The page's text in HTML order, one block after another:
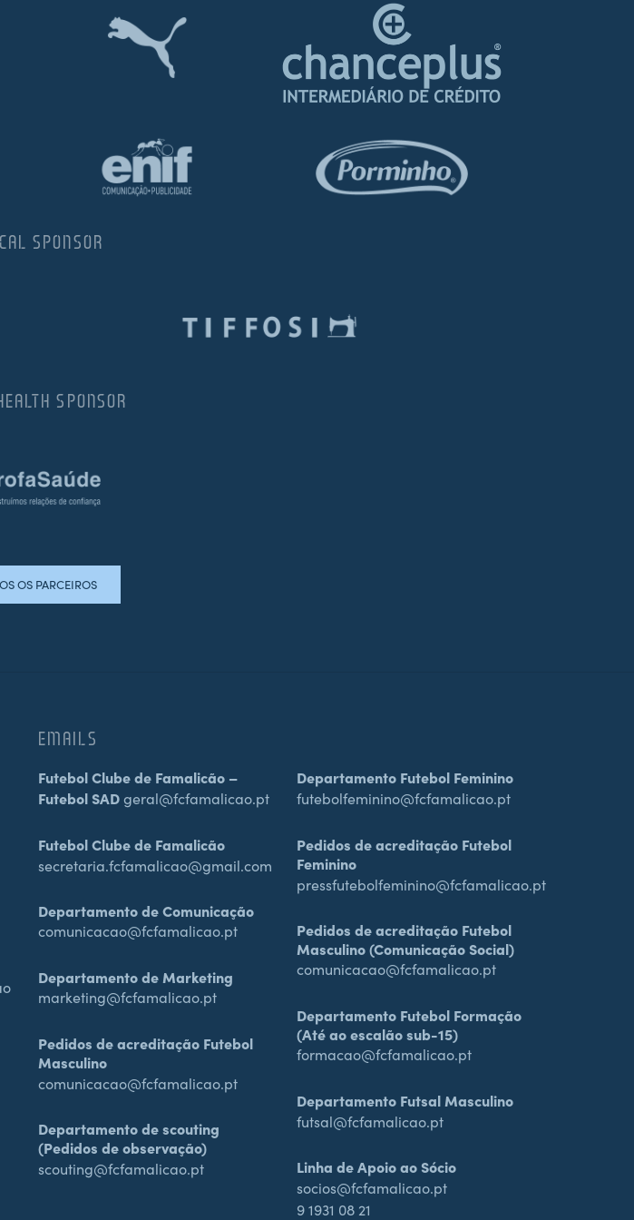
SPONSOR
SPONSOR
OS PARCEIROS
EMAILS
Futebol Clube de Famalicão –
Futebol SADgeral@fcfamalicao.pt
Futebol Clube de Famalicão
secretaria.fcfamalicao@gmail.com
Departamento de Comunicação
comunicacao@fcfamalicao.pt
Departamento de Marketing
marketing@fcfamalicao.pt
Pedidos de acreditação Futebol
Masculino
comunicacao@fcfamalicao.pt
Departamento de scouting
(Pedidos de observação)
scouting@fcfamalicao.pt
Departamento Futebol Feminino
futebolfeminino@fcfamalicao.pt
Pedidos de acreditação Futebol
Feminino
pressfutebolfeminino@fcfamalicao.pt
Pedidos de acreditação Futebol
Masculino (Comunicação Social)
comunicacao@fcfamalicao.pt
Departamento Futebol Formação
(Até ao escalão sub-15)
formacao@fcfamalicao.pt
Departamento Futsal Masculino
futsal@fcfamalicao.pt
Linha de Apoio ao Sócio
socios@fcfamalicao.pt
9 1931 08 21